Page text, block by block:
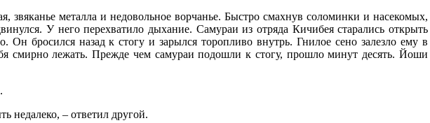
звяканье металла и недовольное ворчанье. Быстро смахнув соломинки и насекомых,
У него перехватило дыхание. Самураи из отряда Кичибея старались открыть
бросился назад к стогу и зарылся торопливо внутрь. Гнилое сено залезло ему в
смирно лежать. Прежде чем самураи подошли к стогу, прошло минут десять. Йоши
недалеко, – ответил другой.